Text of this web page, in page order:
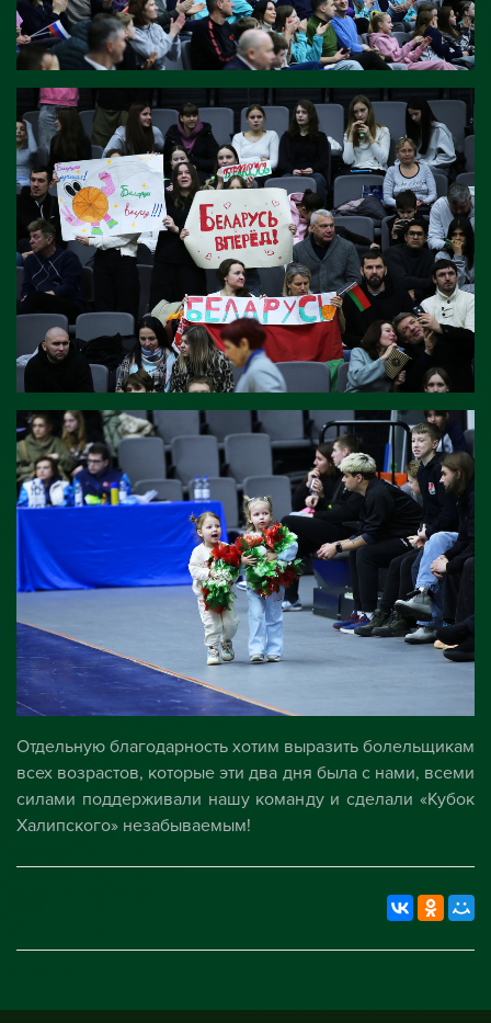
Отдельную благодарность хотим выразить болельщикам
всех возрастов, которые эти два дня была с нами, всеми
силами поддерживали нашу команду и сделали «Кубок
Халипского» незабываемым!